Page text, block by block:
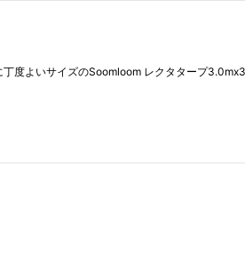
度よいサイズのSoomloom レクタタープ